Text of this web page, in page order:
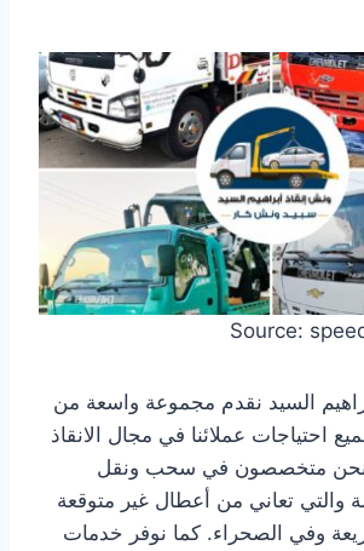
Source:
السيد نقدم مجموعة واسعة من
احتياجات عملائنا في مجال الانقاذ
نحن متخصصون في سحب ونقل
والتي تعاني من أعطال غير متوقعة
وفي الصحراء. كما نوفر خدمات